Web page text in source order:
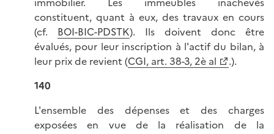
constituent, quant à eux, des travaux en cours
(cf. BOI-BIC-PDSTK). Ils doivent donc être
évalués, pour leur inscription à l'actif du bilan, à
leur prix de revient (CGI, art. 38-3, 2è al
.).
140
L'ensemble des dépenses et des charges
exposées en vue de la réalisation de la